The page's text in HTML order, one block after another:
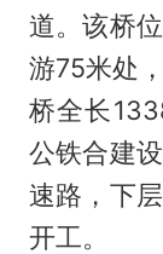
道。该桥
游75米处
桥全长
公铁合建
速路，下
开工。